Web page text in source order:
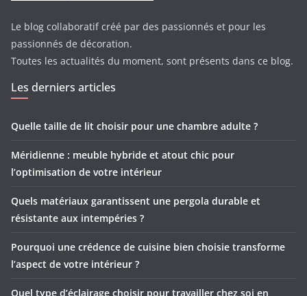
Le blog collaboratif créé par des passionnés et pour les
passionnés de décoration.
Toutes les actualités du moment, sont présents dans ce blog.
Les derniers articles
Quelle taille de lit choisir pour une chambre adulte ?
Méridienne : meuble hybride et atout chic pour
l’optimisation de votre intérieur
Quels matériaux garantissent une pergola durable et
résistante aux intempéries ?
Pourquoi une crédence de cuisine bien choisie transforme
l’aspect de votre intérieur ?
Quel type d’éclairage choisir pour travailler chez soi en